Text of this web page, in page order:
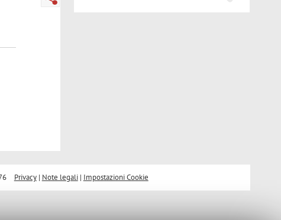
Privacy| Note legali| Impostazioni Cookie